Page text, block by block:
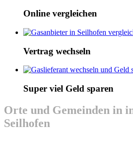
Online vergleichen
Vertrag wechseln
Super viel Geld sparen
Orte und Gemeinden in
Seilhofen